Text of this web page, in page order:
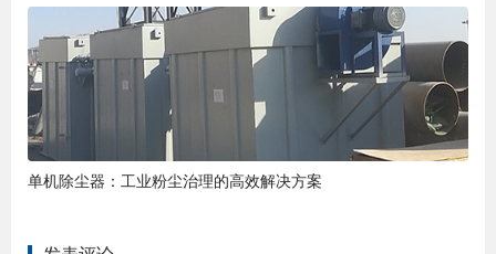
单机除尘器：工业粉尘治理的高效解决方案